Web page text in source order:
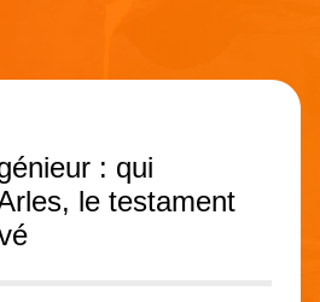
: qui
le testament